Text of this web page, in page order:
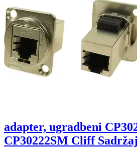
adapter, ugradbeni
CP30222SM Cliff